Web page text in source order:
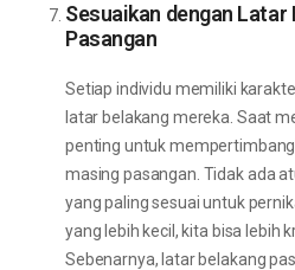
Sesuaikan dengan Latar
Pasangan
Setiap individu memiliki
latar belakang mereka. Saat
penting untuk
masing pasangan. Tidak ada
yang paling sesuai untuk
yang lebih kecil, kita bisa lebih
Sebenarnya, latar belakang